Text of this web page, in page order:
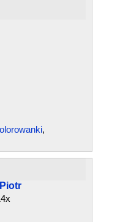
,